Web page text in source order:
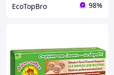
EcoTopBro 98%